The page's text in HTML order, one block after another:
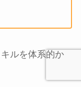
ルを体系的か